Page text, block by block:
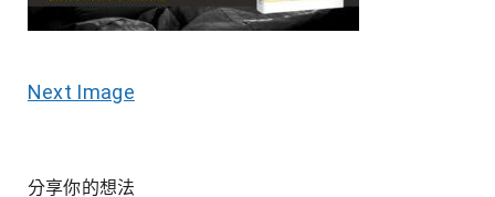
Next Image
分享你的想法